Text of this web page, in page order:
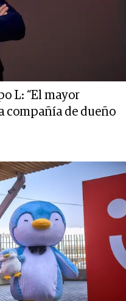
L: “El mayor
compañía de dueño